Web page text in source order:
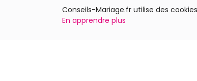
Conseils-Mariage.fr utilise des
En apprendre plus